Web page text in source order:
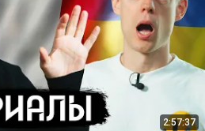
2:57:37